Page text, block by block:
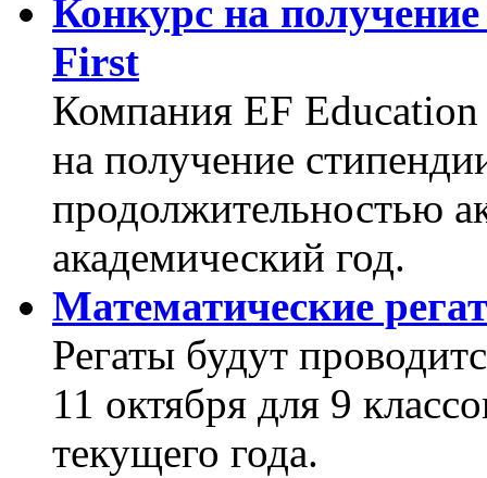
Конкурс на
First
Компания EF Education
на получение
продолжительностью
академический год.
Математические
Регаты будут
11 октября для 9
текущего года.